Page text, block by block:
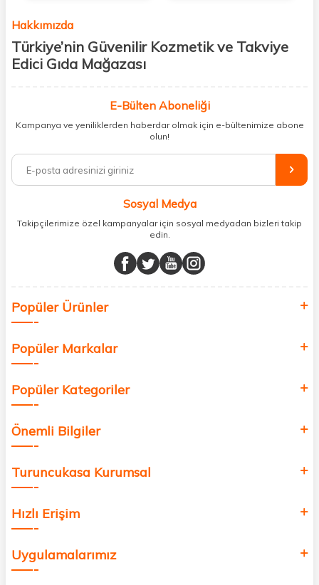
Hakkımızda
Türkiye’nin Güvenilir Kozmetik ve Takviye
Edici Gıda Mağazası
kişisel bakım hem de takviye edici gıda ürünlerini sizlerle
buluşturuyoruz. Artık mağaza mağaza dolaşmanıza gerek yok;
ihtiyacınız olan her şeyi tek bir çatı altında topluyor ve kapınıza kadar
%100 orijinal kozmetik ve sağlık ürünleriyle güzelliğinizi tamamlayabilir,
vücudunuzu desteklemek için güvenilir takviye edici gıdalara
minerallere kadar binlerce ürünü uygun fiyat ve hızlı kargo avantajıyla
sunuyoruz.
buluşturuyor ve online alışveriş deneyiminizi en iyi hale getiriyoruz.
Sağlık, güzellik ve iyi yaşam için aradığınız her şey burada!
değer katmak için bize katılın!
E-Bülten Aboneliği
Kampanya ve yeniliklerden haberdar olmak için e-bültenimize abone
olun!
Sosyal Medya
Takipçilerimize özel kampanyalar için sosyal medyadan bizleri takip
edin.
Popüler Ürünler
Popüler Markalar
Popüler Kategoriler
Önemli Bilgiler
Turuncukasa Kurumsal
Hızlı Erişim
Uygulamalarımız